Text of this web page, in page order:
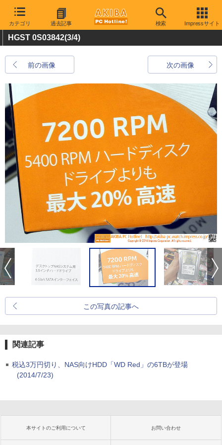
カテゴリ 過去記事 検索 Impressサイト
HGST 0S03842(3/4)
前の画像 次の画像
この写真の記事へ
関連記事
税込3万円切り、NAS向けHDD「WD Red」の6TBが登場
(2014/7/23)
本サイトのご利用について お問い合わせ